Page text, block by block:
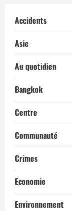
Accidents
Asie
Au quotidien
Bangkok
Centre
Communauté
Crimes
Economie
Environnement